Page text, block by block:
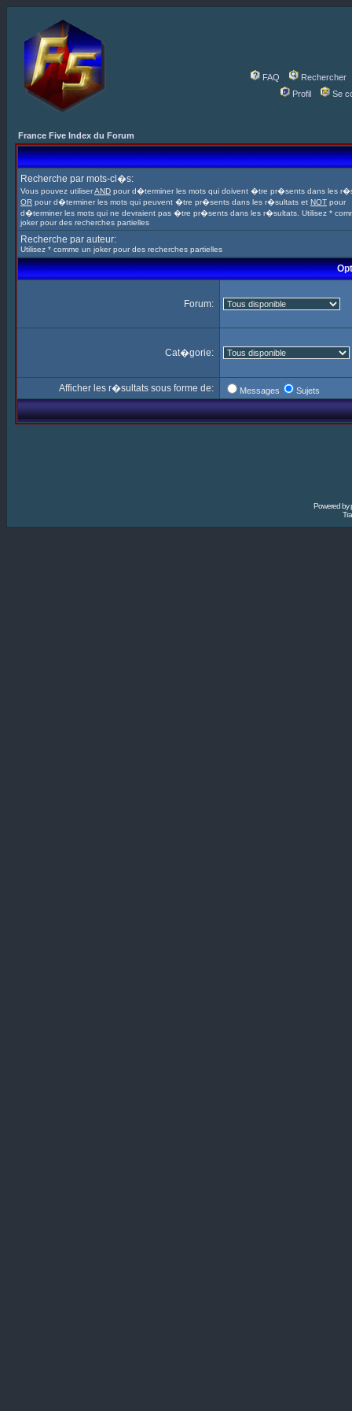
FAQ
Rechercher
Profil
Se
France Five Index du Forum
Recherche par mots-cl�s:
Vous pouvez utiliserAND pour d�terminer les mots qui doivent �tre pr�sents dans les
OR pour d�terminer les mots qui peuvent �tre pr�sents dans les r�sultats et NOT pour
d�terminer les mots qui ne devraient pas �tre pr�sents dans les r�sultats. Utilisez *
joker pour des recherches partielles
Recherche par auteur:
Utilisez * comme un joker pour des recherches partielles
Forum:
Cat�gorie:
Afficher les r�sultats sous forme de: Messages Sujets
Powered by